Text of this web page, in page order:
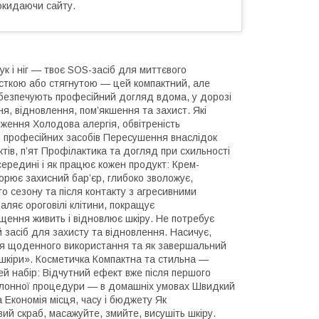
сайту.
і ніг — твоє SOS-засіб для миттєвого
або стягнутою — цей компактний, але
професійний догляд вдома, у дорозі
відновлення, пом’якшення та захист. Які
Холодова алергія, обвітреність
професійних засобів Пересушення внаслідок
п’ят Профілактика та догляд при схильності
і як працює кожен продукт: Крем-
захисний бар’єр, глибоко зволожує,
та після контакту з агресивними
ороговілі клітини, покращує
живить і відновлює шкіру. Не потребує
для захисту та відновлення. Насичує,
щоденного використання та як завершальний
Косметичка Компактна та стильна —
Відчутний ефект вже після першого
процедури — в домашніх умовах Швидкий
місця, часу і бюджету Як
скраб, масажуйте, змийте, висушіть шкіру.